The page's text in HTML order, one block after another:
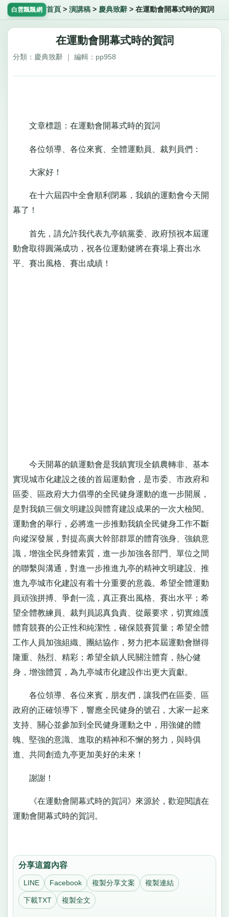
白雲飄飄網 首頁 > 演講稿> 慶典致辭> 在運動會開幕式時的賀詞
在運動會開幕式時的賀詞
分類：慶典致辭 ｜ 編輯：pp958
文章標題：在運動會開幕式時的賀詞
各位領導、各位來賓、全體運動員、裁判員們：
大家好！
在十六屆四中全會順利閉幕，我鎮的運動會今天開
幕了！
首先，請允許我代表九亭鎮黨委、政府預祝本屆運
動會取得圓滿成功，祝各位運動健將在賽場上賽出水
平、賽出風格、賽出成績！
今天開幕的鎮運動會是我鎮實現全鎮農轉非、基本
實現城市化建設之後的首屆運動會，是市委、市政府和
區委、區政府大力倡導的全民健身運動的進一步開展，
是對我鎮三個文明建設與體育建設成果的一次大檢閱。
運動會的舉行，必將進一步推動我鎮全民健身工作不斷
向縱深發展，對提高廣大幹部群眾的體育強身、強鎮意
識，增強全民身體素質，進一步加強各部門、單位之間
的聯繫與溝通，對進一步推進九亭的精神文明建設、推
進九亭城市化建設有着十分重要的意義。希望全體運動
員頑強拼搏、爭創一流，真正賽出風格、賽出水平；希
望全體教練員、裁判員認真負責、從嚴要求，切實維護
體育競賽的公正性和純潔性，確保競賽質量；希望全體
工作人員加強組織、團結協作，努力把本屆運動會辦得
隆重、熱烈、精彩；希望全鎮人民關注體育，熱心健
身，增強體質，為九亭城市化建設作出更大貢獻。
各位領導、各位來賓，朋友們，讓我們在區委、區
政府的正確領導下，響應全民健身的號召，大家一起來
支持、關心並參加到全民健身運動之中，用強健的體
魄、堅強的意識、進取的精神和不懈的努力，與時俱
進、共同創造九亭更加美好的未來！
謝謝！
《在運動會開幕式時的賀詞》來源於，歡迎閱讀在
運動會開幕式時的賀詞。
分享這篇內容
LINE Facebook 複製分享文案 複製連結
下載TXT 複製全文